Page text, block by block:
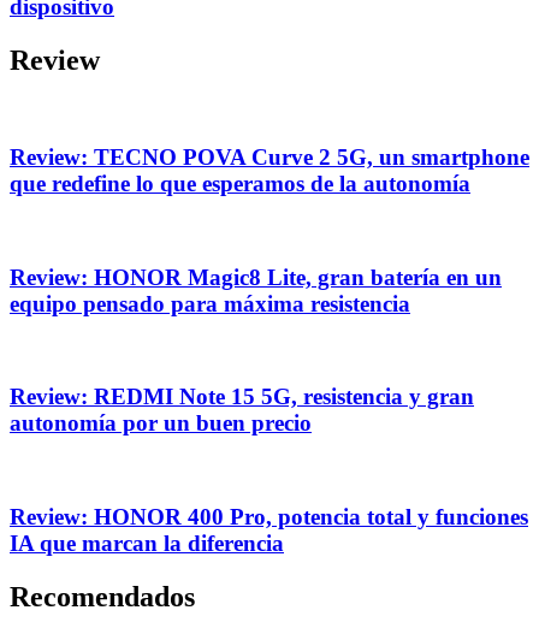
dispositivo
Review
Review: TECNO POVA Curve 2 5G, un smartphone
que redefine lo que esperamos de la autonomía
Review: HONOR Magic8 Lite, gran batería en un
equipo pensado para máxima resistencia
Review: REDMI Note 15 5G, resistencia y gran
autonomía por un buen precio
Review: HONOR 400 Pro, potencia total y funciones
IA que marcan la diferencia
Recomendados